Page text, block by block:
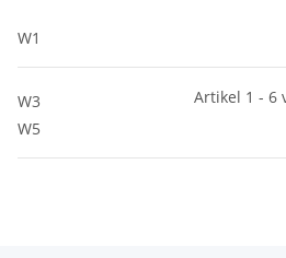
W1
W3
Artikel 1 - 6
W5